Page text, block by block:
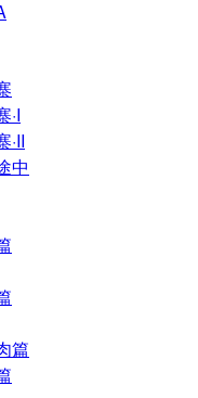
·I
·II
中
篇